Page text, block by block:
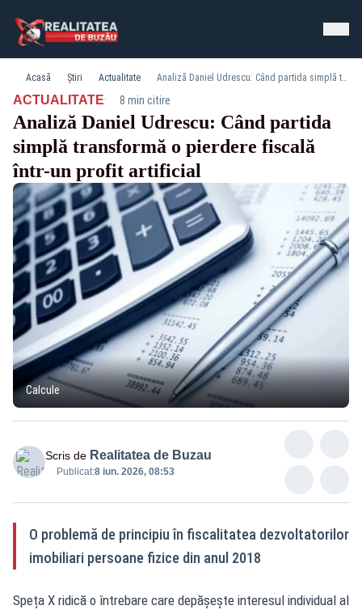
Acasă Știri Actualitate Analiză Daniel Udrescu: Când partida simplă transformă o pierdere fiscală într-un profit artificial
ACTUALITATE· 8 min citire
Analiză Daniel Udrescu: Când partida
simplă transformă o pierdere fiscală
într-un profit artificial
Calcule
Scris de Realitatea de Buzau
Publicat:8 iun. 2026, 08:53
O problemă de principiu în fiscalitatea dezvoltatorilor
imobiliari persoane fizice din anul 2018
Speța X ridică o întrebare care depășește interesul individual al